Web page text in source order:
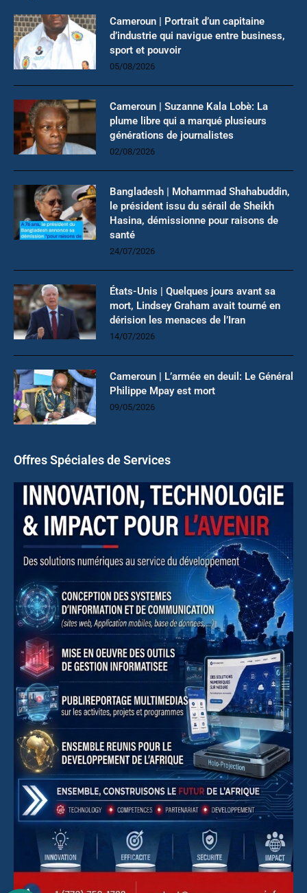
Cameroun | Portrait d’un capitaine
d’industrie qui navigue entre business,
sport et pouvoir
05/08/2026
Cameroun | Suzanne Kala Lobè: La
plume libre qui a marqué plusieurs
générations de journalistes
02/08/2026
Bangladesh | Mohammad Shahabuddin,
le président issu du sérail de Sheikh
Hasina, démissionne pour raisons de
santé
24/07/2026
États-Unis | Quelques jours avant sa
mort, Lindsey Graham avait tourné en
dérision les menaces de l’Iran
14/07/2026
Cameroun | L’armée en deuil: Le Général
Philippe Mpay est mort
09/05/2026
Offres Spéciales de Services